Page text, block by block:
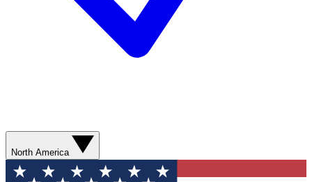
North America